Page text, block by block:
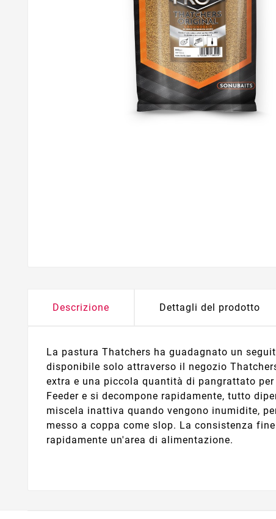
Descrizione Dettagli del prodotto
La pastura Thatchers ha guadagnato un
disponibile solo attraverso il negozio
extra e una piccola quantità di pangrattato
Feeder e si decompone rapidamente, tutto
miscela inattiva quando vengono inumidite,
messo a coppa come slop. La consistenza
rapidamente un'area di alimentazione.